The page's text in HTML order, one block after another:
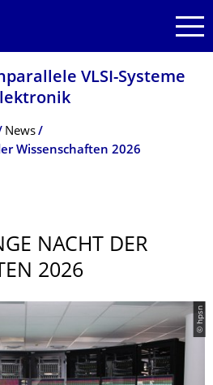
VLSI-Systeme
News
Wissenschaften 2026
NACHT DER
2026
© hpsn